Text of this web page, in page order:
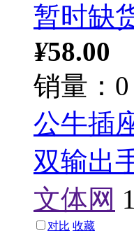
暂时缺
¥58.00
销量：0
公牛插
双输出
文体网
对比 收藏